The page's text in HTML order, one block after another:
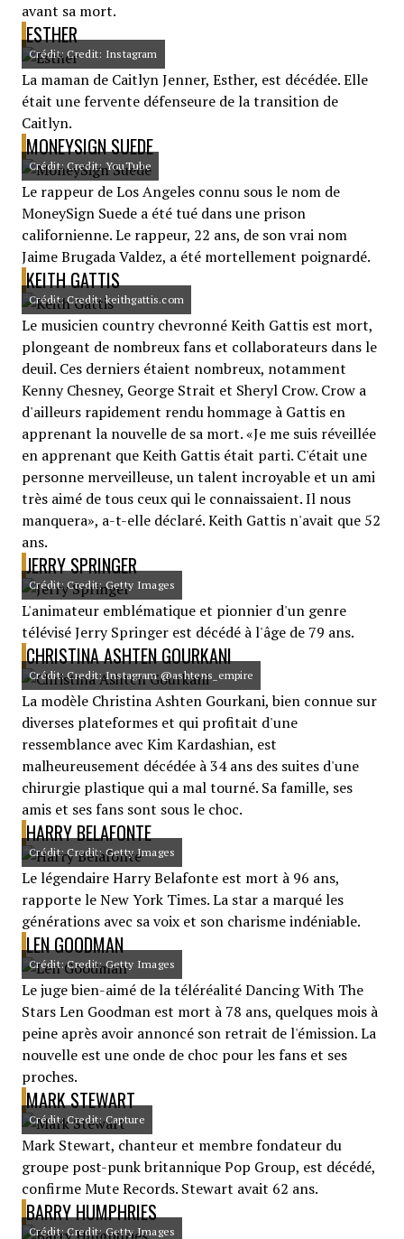
avant sa mort.
ESTHER
Crédit: Credit: Instagram
La maman de Caitlyn Jenner, Esther, est décédée. Elle
était une fervente défenseure de la transition de
Caitlyn.
MONEYSIGN SUEDE
Crédit: Credit: YouTube
Le rappeur de Los Angeles connu sous le nom de
MoneySign Suede a été tué dans une prison
californienne. Le rappeur, 22 ans, de son vrai nom
Jaime Brugada Valdez, a été mortellement poignardé.
KEITH GATTIS
Crédit: Credit: keithgattis.com
Le musicien country chevronné Keith Gattis est mort,
plongeant de nombreux fans et collaborateurs dans le
deuil. Ces derniers étaient nombreux, notamment
Kenny Chesney, George Strait et Sheryl Crow. Crow a
d'ailleurs rapidement rendu hommage à Gattis en
apprenant la nouvelle de sa mort. «Je me suis réveillée
en apprenant que Keith Gattis était parti. C'était une
personne merveilleuse, un talent incroyable et un ami
très aimé de tous ceux qui le connaissaient. Il nous
manquera», a-t-elle déclaré. Keith Gattis n'avait que 52
ans.
JERRY SPRINGER
Crédit: Credit: Getty Images
L'animateur emblématique et pionnier d'un genre
télévisé Jerry Springer est décédé à l'âge de 79 ans.
CHRISTINA ASHTEN GOURKANI
Crédit: Credit: Instagram @ashtens_empire
La modèle Christina Ashten Gourkani, bien connue sur
diverses plateformes et qui profitait d'une
ressemblance avec Kim Kardashian, est
malheureusement décédée à 34 ans des suites d'une
chirurgie plastique qui a mal tourné. Sa famille, ses
amis et ses fans sont sous le choc.
HARRY BELAFONTE
Crédit: Credit: Getty Images
Le légendaire Harry Belafonte est mort à 96 ans,
rapporte le New York Times. La star a marqué les
générations avec sa voix et son charisme indéniable.
LEN GOODMAN
Crédit: Credit: Getty Images
Le juge bien-aimé de la téléréalité Dancing With The
Stars Len Goodman est mort à 78 ans, quelques mois à
peine après avoir annoncé son retrait de l'émission. La
nouvelle est une onde de choc pour les fans et ses
proches.
MARK STEWART
Crédit: Credit: Capture
Mark Stewart, chanteur et membre fondateur du
groupe post-punk britannique Pop Group, est décédé,
confirme Mute Records. Stewart avait 62 ans.
BARRY HUMPHRIES
Crédit: Credit: Getty Images